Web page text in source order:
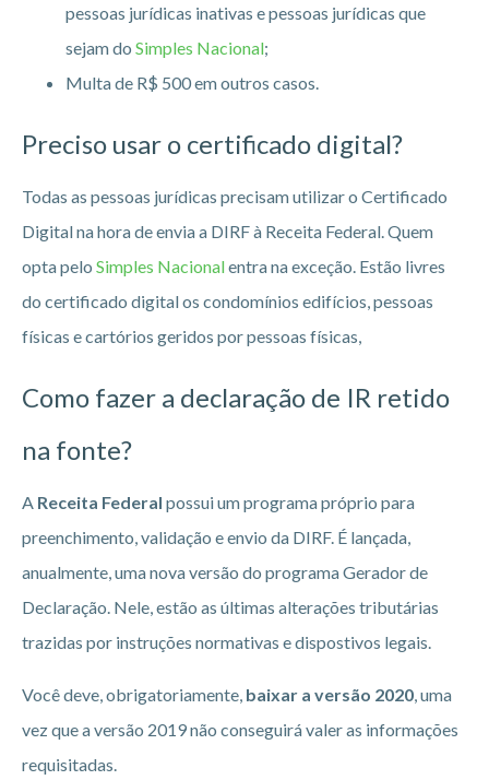
pessoas jurídicas inativas e pessoas jurídicas que
sejam do Simples Nacional;
Multa de R$ 500 em outros casos.
Preciso usar o certificado digital?
Todas as pessoas jurídicas precisam utilizar o Certificado
Digital na hora de envia a DIRF à Receita Federal. Quem
opta pelo Simples Nacionalentra na exceção. Estão livres
do certificado digital os condomínios edifícios, pessoas
físicas e cartórios geridos por pessoas físicas,
Como fazer a declaração de IR retido
na fonte?
A Receita Federal possui um programa próprio para
preenchimento, validação e envio da DIRF. É lançada,
anualmente, uma nova versão do programa Gerador de
Declaração. Nele, estão as últimas alterações tributárias
trazidas por instruções normativas e dispostivos legais.
Você deve, obrigatoriamente, baixar a versão 2020, uma
vez que a versão 2019 não conseguirá valer as informações
requisitadas.